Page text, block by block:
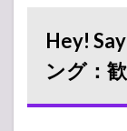
まと
め
Hey!
ング：